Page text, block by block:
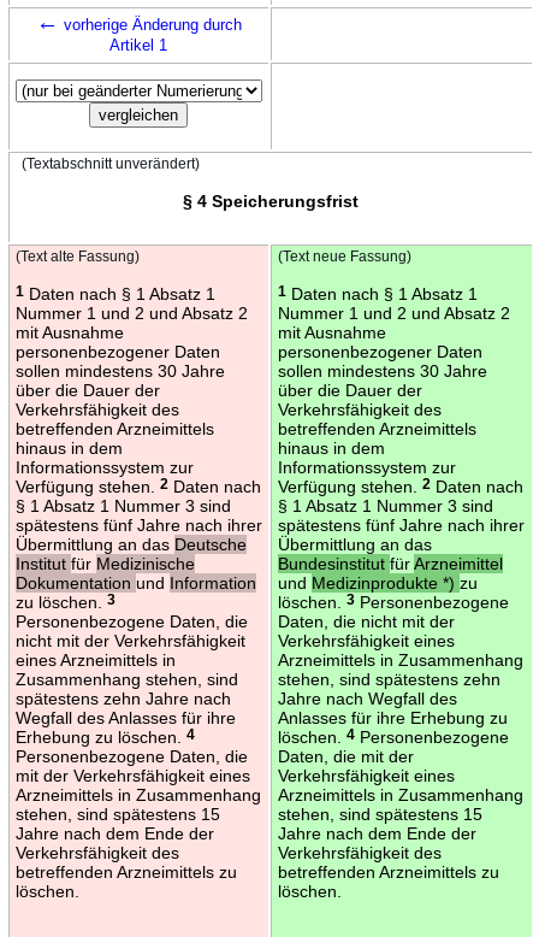
← vorherige Änderung durch
Artikel 1
(Textabschnitt unverändert)
§ 4 Speicherungsfrist
(Text alte Fassung)
1Daten nach § 1 Absatz 1
Nummer 1 und 2 und Absatz 2
mit Ausnahme
personenbezogener Daten
sollen mindestens 30 Jahre
über die Dauer der
Verkehrsfähigkeit des
betreffenden Arzneimittels
hinaus in dem
Informationssystem zur
Verfügung stehen.
2Daten nach
§ 1 Absatz 1 Nummer 3 sind
spätestens fünf Jahre nach ihrer
Übermittlung an das Deutsche
Institut für Medizinische
Dokumentation und Information
zu löschen.
3
Personenbezogene Daten, die
nicht mit der Verkehrsfähigkeit
eines Arzneimittels in
Zusammenhang stehen, sind
spätestens zehn Jahre nach
Wegfall des Anlasses für ihre
Erhebung zu löschen.
4
Personenbezogene Daten, die
mit der Verkehrsfähigkeit eines
Arzneimittels in Zusammenhang
stehen, sind spätestens 15
Jahre nach dem Ende der
Verkehrsfähigkeit des
betreffenden Arzneimittels zu
löschen.
(Text neue Fassung)
1Daten nach § 1 Absatz 1
Nummer 1 und 2 und Absatz 2
mit Ausnahme
personenbezogener Daten
sollen mindestens 30 Jahre
über die Dauer der
Verkehrsfähigkeit des
betreffenden Arzneimittels
hinaus in dem
Informationssystem zur
Verfügung stehen.
2Daten nach
§ 1 Absatz 1 Nummer 3 sind
spätestens fünf Jahre nach ihrer
Übermittlung an das
Bundesinstitut fürArzneimittel
und Medizinprodukte *) zu
löschen.
3Personenbezogene
Daten, die nicht mit der
Verkehrsfähigkeit eines
Arzneimittels in Zusammenhang
stehen, sind spätestens zehn
Jahre nach Wegfall des
Anlasses für ihre Erhebung zu
löschen.
4Personenbezogene
Daten, die mit der
Verkehrsfähigkeit eines
Arzneimittels in Zusammenhang
stehen, sind spätestens 15
Jahre nach dem Ende der
Verkehrsfähigkeit des
betreffenden Arzneimittels zu
löschen.